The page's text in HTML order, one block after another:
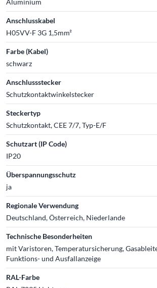
Anschlusskabel
H05VV-F 3G 1,5mm²
Farbe (Kabel)
schwarz
Anschlussstecker
Schutzkontaktwinkelstecker
Steckertyp
Schutzkontakt, CEE 7/7, Typ-E/F
Schutzart (IP Code)
IP20
Überspannungsschutz
ja
Regionale Verwendung
Deutschland, Österreich, Niederlande
Technische Besonderheiten
mit Varistoren, Temperatursicherung,
Funktions- und Ausfallanzeige
RAL-Farbe